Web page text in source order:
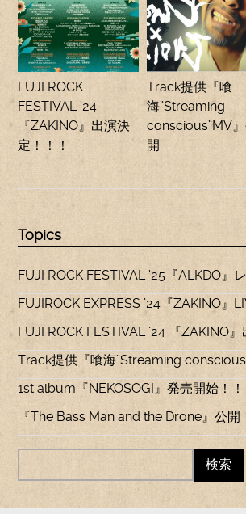
FUJI ROCK
FESTIVAL ’24
『ZAKINO』出演決
定！！！
Track提供『喰
海”Streaming
conscious”MV
開
Topics
FUJI ROCK FESTIVAL ’25『ALKDO』
FUJIROCK EXPRESS ’24『ZAKINO』
FUJI ROCK FESTIVAL ’24 『ZAKINO』
Track提供『喰海”Streaming
1st album『NEKOSOGI』発売開始！！
『The Bass Man and the Drone』公開